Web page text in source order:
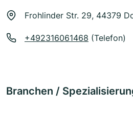
Frohlinder Str. 29, 44379
+492316061468 (Telefon)
Branchen /